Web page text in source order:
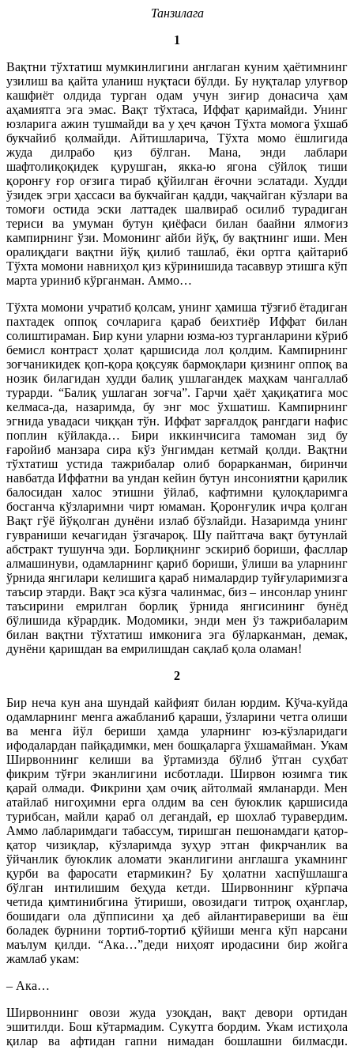
Танзилага
1
Вақтни тўхтатиш мумкинлигини англаган куним ҳаётимнинг
узилиш ва қайта уланиш нуқтаси бўлди. Бу нуқталар улуғвор
кашфиёт олдида турган одам учун зиғир донасича ҳам
аҳамиятга эга эмас. Вақт тўхтаса, Иффат қаримайди. Унинг
юзларига ажин тушмайди ва у ҳеч қачон Тўхта момога ўхшаб
букчайиб қолмайди. Айтишларича, Тўхта момо ёшлигида
жуда дилрабо қиз бўлган. Мана, энди лаблари
шафтолиқоқидек қурушган, якка-ю ягона сўйлоқ тиши
қоронғу ғор оғзига тираб қўйилган ёғочни эслатади. Худди
ўзидек эгри ҳассаси ва букчайган қадди, чақчайган кўзлари ва
томоғи остида эски латтадек шалвираб осилиб турадиган
териси ва умуман бутун қиёфаси билан баайни ялмоғиз
кампирнинг ўзи. Момонинг айби йўқ, бу вақтнинг иши. Мен
оралиқдаги вақтни йўқ қилиб ташлаб, ёки ортга қайтариб
Тўхта момони навниҳол қиз кўринишида тасаввур этишга кўп
марта уриниб кўрганман. Аммо…
Тўхта момони учратиб қолсам, унинг ҳамиша тўзғиб ётадиган
пахтадек оппоқ сочларига қараб беихтиёр Иффат билан
солиштираман. Бир куни уларни юзма-юз турганларини кўриб
бемисл контраст ҳолат қаршисида лол қолдим. Кампирнинг
зоғчаникидек қоп-қора қоқсуяк бармоқлари қизнинг оппоқ ва
нозик билагидан худди балиқ ушлагандек маҳкам чангаллаб
турарди. “Балиқ ушлаган зоғча”. Гарчи ҳаёт ҳақиқатига мос
келмаса-да, назаримда, бу энг мос ўхшатиш. Кампирнинг
эгнида увадаси чиққан тўн. Иффат зарғалдоқ рангдаги нафис
поплин кўйлакда… Бири иккинчисига тамоман зид бу
ғаройиб манзара сира кўз ўнгимдан кетмай қолди. Вақтни
тўхтатиш устида тажрибалар олиб борарканман, биринчи
навбатда Иффатни ва ундан кейин бутун инсониятни қарилик
балосидан халос этишни ўйлаб, кафтимни қулоқларимга
босганча кўзларимни чирт юмаман. Қоронғулик ичра қолган
Вақт гўё йўқолган дунёни излаб бўзлайди. Назаримда унинг
гувраниши кечагидан ўзгачароқ. Шу пайтгача вақт бутунлай
абстракт тушунча эди. Борлиқнинг эскириб бориши, фасллар
алмашинуви, одамларнинг қариб бориши, ўлиши ва уларнинг
ўрнида янгилари келишига қараб нималардир туйғуларимизга
таъсир этарди. Вақт эса кўзга чалинмас, биз – инсонлар унинг
таъсирини емрилган борлиқ ўрнида янгисининг бунёд
бўлишида кўрардик. Модомики, энди мен ўз тажрибаларим
билан вақтни тўхтатиш имконига эга бўларканман, демак,
дунёни қаришдан ва емрилишдан сақлаб қола оламан!
2
Бир неча кун ана шундай кайфият билан юрдим. Кўча-куйда
одамларнинг менга ажабланиб қараши, ўзларини четга олиши
ва менга йўл бериши ҳамда уларнинг юз-кўзларидаги
ифодалардан пайқадимки, мен бошқаларга ўхшамайман. Укам
Ширвоннинг келиши ва ўртамизда бўлиб ўтган суҳбат
фикрим тўғри эканлигини исботлади. Ширвон юзимга тик
қарай олмади. Фикрини ҳам очиқ айтолмай ямланарди. Мен
атайлаб нигоҳимни ерга олдим ва сен буюклик қаршисида
турибсан, майли қараб ол дегандай, ер шохлаб туравердим.
Аммо лабларимдаги табассум, тиришган пешонамдаги қатор-
қатор чизиқлар, кўзларимда зуҳур этган фикрчанлик ва
ўйчанлик буюклик аломати эканлигини англашга укамнинг
қурби ва фаросати етармикин? Бу ҳолатни хаспўшлашга
бўлган интилишим беҳуда кетди. Ширвоннинг кўрпача
четида қимтинибгина ўтириши, овозидаги титроқ оҳанглар,
бошидаги ола дўпписини ҳа деб айлантиравериши ва ёш
боладек бурнини тортиб-тортиб қўйиши менга кўп нарсани
маълум қилди. “Ака…”деди ниҳоят иродасини бир жойга
жамлаб укам:
– Ака…
Ширвоннинг овози жуда узоқдан, вақт девори ортидан
эшитилди. Бош кўтармадим. Сукутга бордим. Укам истиҳола
қилар ва афтидан гапни нимадан бошлашни билмасди.